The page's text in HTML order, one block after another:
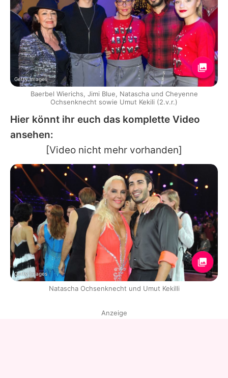
Hier könnt ihr euch das komplette Video
ansehen:
[Video nicht mehr vorhanden]
Getty Images
Baerbel Wierichs, Jimi Blue, Natascha und Cheyenne
Ochsenknecht sowie Umut Kekili (2.v.r.)
Getty Images
Natascha Ochsenknecht und Umut Kekilli
Anzeige